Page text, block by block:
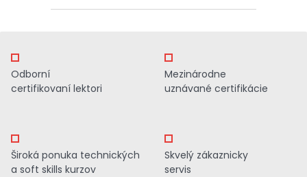
Odborní
certifikovaní lektori
Mezinárodne
uznávané certifikácie
Široká ponuka technických
a soft skills kurzov
Skvelý zákaznicky
servis